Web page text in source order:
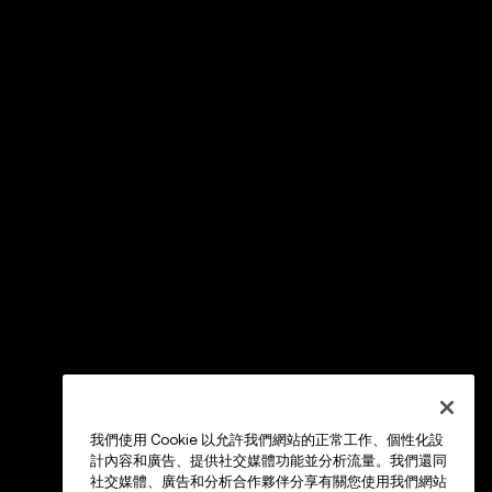
我們使用 Cookie 以允許我們網站的正常工作、個性化設
計內容和廣告、提供社交媒體功能並分析流量。我們還同
社交媒體、廣告和分析合作夥伴分享有關您使用我們網站